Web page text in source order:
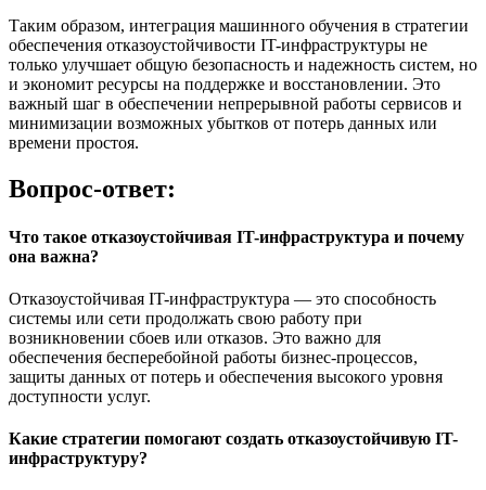
Таким образом, интеграция машинного обучения в стратегии
обеспечения отказоустойчивости IT-инфраструктуры не
только улучшает общую безопасность и надежность систем, но
и экономит ресурсы на поддержке и восстановлении. Это
важный шаг в обеспечении непрерывной работы сервисов и
минимизации возможных убытков от потерь данных или
времени простоя.
Вопрос-ответ:
Что такое отказоустойчивая IT-инфраструктура и почему
она важна?
Отказоустойчивая IT-инфраструктура — это способность
системы или сети продолжать свою работу при
возникновении сбоев или отказов. Это важно для
обеспечения бесперебойной работы бизнес-процессов,
защиты данных от потерь и обеспечения высокого уровня
доступности услуг.
Какие стратегии помогают создать отказоустойчивую IT-
инфраструктуру?